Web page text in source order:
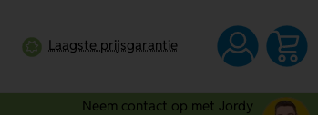
Laagste prijsgarantie
Neem contact op met Jordy